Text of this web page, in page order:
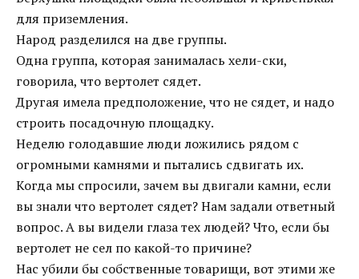
для приземления.
Народ разделился на две группы.
Одна группа, которая занималась хели-ски,
говорила, что вертолет сядет.
Другая имела предположение, что не сядет, и надо
строить посадочную площадку.
Неделю голодавшие люди ложились рядом с
огромными камнями и пытались сдвигать их.
Когда мы спросили, зачем вы двигали камни, если
вы знали что вертолет сядет? Нам задали ответный
вопрос. А вы видели глаза тех людей? Что, если бы
вертолет не сел по какой-то причине?
Нас убили бы собственные товарищи, вот этими же